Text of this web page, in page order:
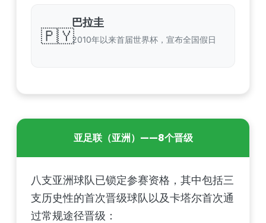
🇵🇾
巴拉圭
2010年以来首届世界杯，宣布全国假日
亚足联（亚洲）——8个晋级
八支亚洲球队已锁定参赛资格，其中包括三
支历史性的首次晋级球队以及卡塔尔首次通
过常规途径晋级：